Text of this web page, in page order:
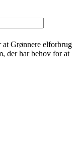
Grønnere elforbrug
der har behov for at